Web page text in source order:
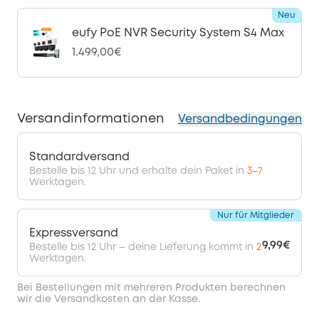
eufy PoE NVR Security System S4 Max
1.499,00€
Neu
Versandinformationen Versandbedingungen
Standardversand
Bestelle bis 12 Uhr und erhalte dein Paket in 3–7
Werktagen.
Expressversand
Bestelle bis 12 Uhr – deine Lieferung kommt in 2
Werktagen.
9,99€
Nur für Mitglieder
Bei Bestellungen mit mehreren Produkten berechnen
wir die Versandkosten an der Kasse.